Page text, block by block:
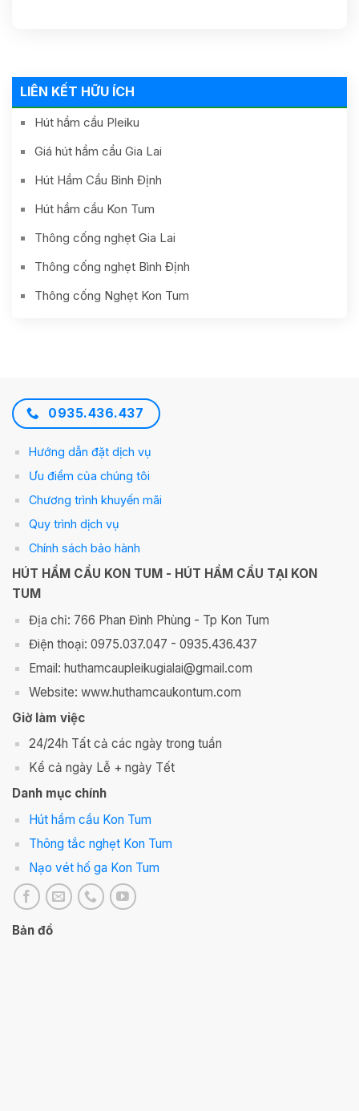
LIÊN KẾT HỮU ÍCH
Hút hầm cầu Pleiku
Giá hút hầm cầu Gia Lai
Hút Hầm Cầu Bình Định
Hút hầm cầu Kon Tum
Thông cống nghẹt Gia Lai
Thông cống nghẹt Bình Định
Thông cống Nghẹt Kon Tum
0935.436.437
Hướng dẫn đặt dịch vụ
Ưu điểm của chúng tôi
Chương trình khuyến mãi
Quy trình dịch vụ
Chính sách bảo hành
HÚT HẦM CẦU KON TUM - HÚT HẦM CẦU TẠI KON
TUM
Địa chỉ: 766 Phan Đình Phùng - Tp Kon Tum
Điện thoại: 0975.037.047 - 0935.436.437
Email: huthamcaupleikugialai@gmail.com
Website: www.huthamcaukontum.com
Giờ làm việc
24/24h Tất cả các ngày trong tuần
Kể cả ngày Lễ + ngày Tết
Danh mục chính
Hút hầm cầu Kon Tum
Thông tắc nghẹt Kon Tum
Nạo vét hố ga Kon Tum
Bản đồ